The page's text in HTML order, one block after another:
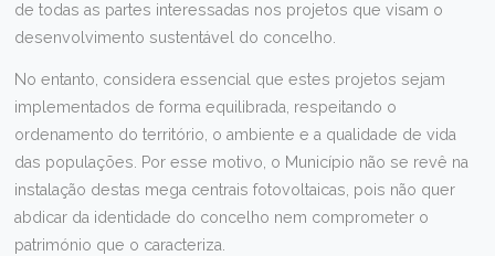
de todas as partes interessadas nos projetos que visam o
desenvolvimento sustentável do concelho.
No entanto, considera essencial que estes projetos sejam
implementados de forma equilibrada, respeitando o
ordenamento do território, o ambiente e a qualidade de vida
das populações. Por esse motivo, o Município não se revê na
instalação destas mega centrais fotovoltaicas, pois não quer
abdicar da identidade do concelho nem comprometer o
património que o caracteriza.